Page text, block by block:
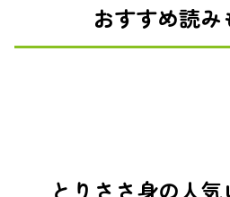
おすすめ読み
とりささ身の人